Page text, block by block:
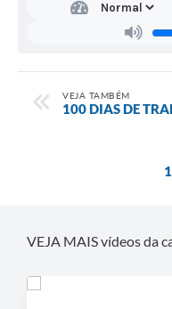
VEJA TAMBÉM
100 DIAS DE
VEJA MAIS vídeos da